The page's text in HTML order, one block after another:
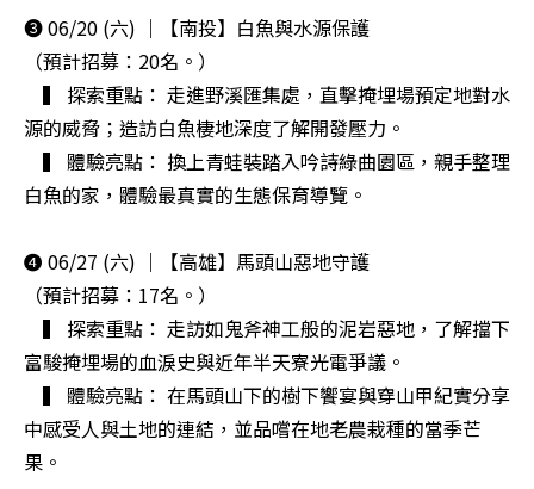
❸ 06/20 (六) ｜【南投】白魚與水源保護
（預計招募：20名。）
▍ 探索重點： 走進野溪匯集處，直擊掩埋場預定地對水
源的威脅；造訪白魚棲地深度了解開發壓力。
▍ 體驗亮點： 換上青蛙裝踏入吟詩綠曲園區，親手整理
白魚的家，體驗最真實的生態保育導覽。
❹ 06/27 (六) ｜【高雄】馬頭山惡地守護
（預計招募：17名。）
▍ 探索重點： 走訪如鬼斧神工般的泥岩惡地，了解擋下
富駿掩埋場的血淚史與近年半天寮光電爭議。
▍ 體驗亮點： 在馬頭山下的樹下饗宴與穿山甲紀實分享
中感受人與土地的連結，並品嚐在地老農栽種的當季芒
果。